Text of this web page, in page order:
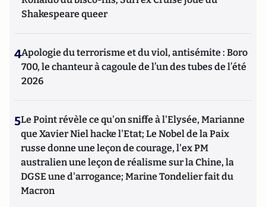
Shakespeare queer
4Apologie du terrorisme et du viol, antisémite : Boro
700, le chanteur à cagoule de l’un des tubes de l’été
2026
5Le Point révèle ce qu'on sniffe à l'Elysée, Marianne
que Xavier Niel hacke l'Etat; Le Nobel de la Paix
russe donne une leçon de courage, l'ex PM
australien une leçon de réalisme sur la Chine, la
DGSE une d'arrogance; Marine Tondelier fait du
Macron